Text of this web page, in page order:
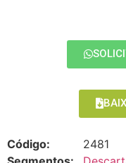
Código:
2481